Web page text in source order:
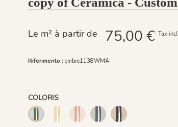
75,00 € Tax incl
Riferimento : ombre1138WMA
COLORIS
1138 - Menthe à l'eau
1139 - Limonade
1140 - Grenadine
1141 - Café Glacé
1170 - Café Glacé